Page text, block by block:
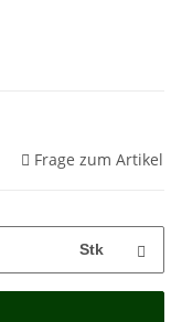
Frage zum Artikel
Stk